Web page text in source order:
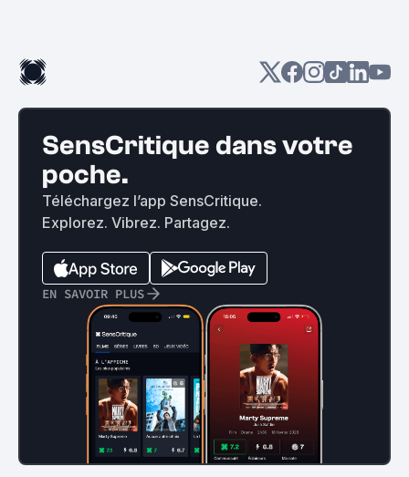
SensCritique dans votre
poche.
Téléchargez l’app SensCritique.
Explorez. Vibrez. Partagez.
EN SAVOIR PLUS